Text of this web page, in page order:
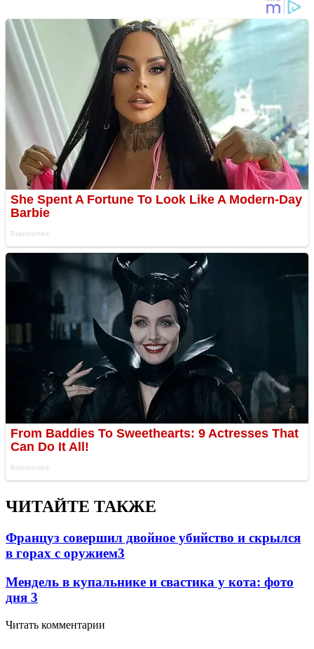
ЧИТАЙТЕ ТАКЖЕ
Француз совершил двойное убийство и скрылся
в горах с оружием3
Мендель в купальнике и свастика у кота: фото
дня 3
Читать комментарии